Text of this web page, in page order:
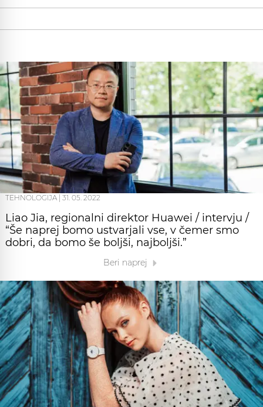
TEHNOLOGIJA | 31. 05. 2022
Liao Jia, regionalni direktor Huawei / intervju /
“Še naprej bomo ustvarjali vse, v čemer smo
dobri, da bomo še boljši, najboljši.”
Beri naprej